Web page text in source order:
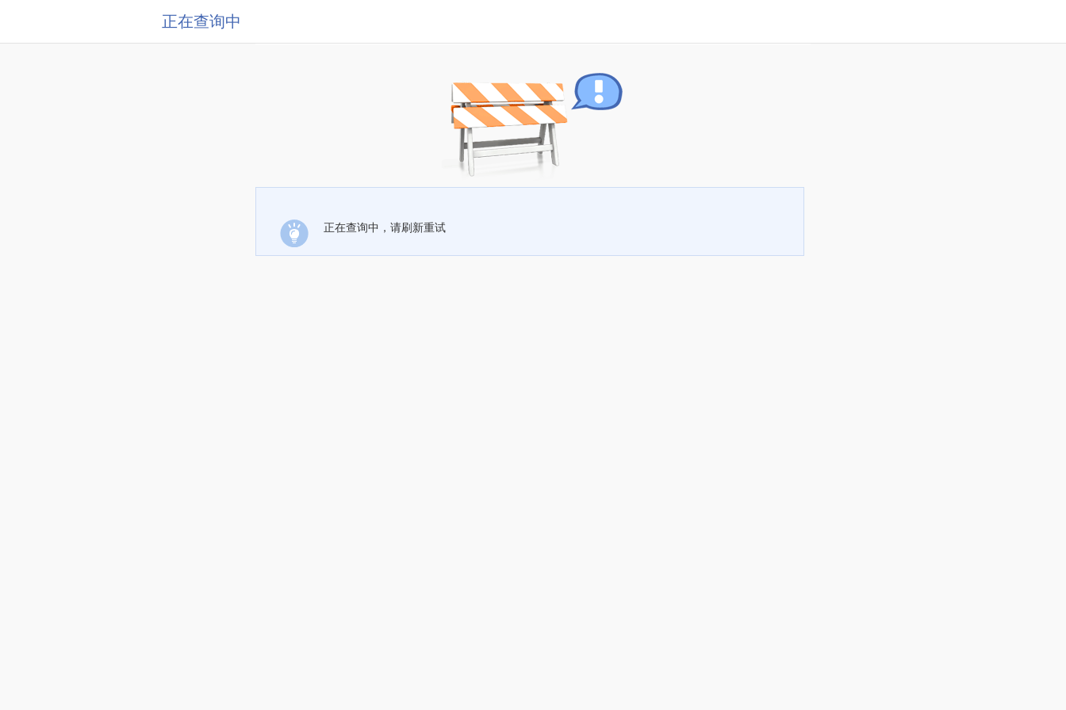
正在查询中
正在查询中，请刷新重试